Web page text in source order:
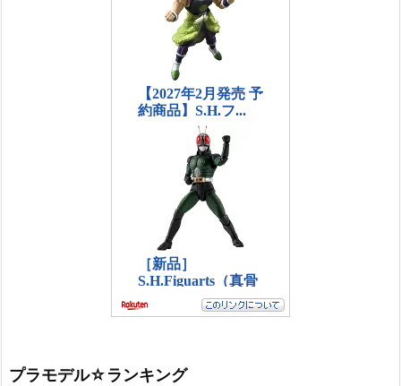
プラモデル☆ランキング